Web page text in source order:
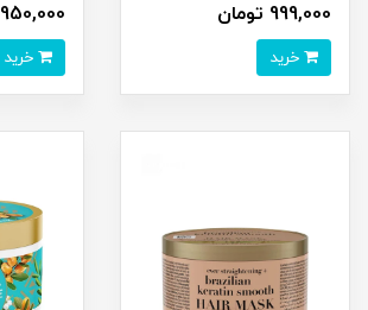
999,000 تومان 950,000 تومان